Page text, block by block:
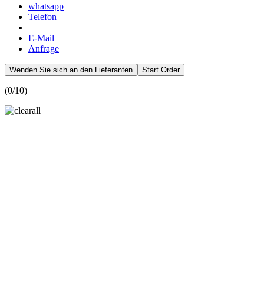
whatsapp
Telefon
E-Mail
Anfrage
Wenden Sie sich an den Lieferanten Start Order
(0/10)